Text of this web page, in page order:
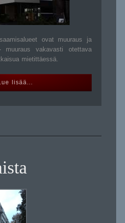
ovat muuraus ja
vakavasti otettava
mietittäessä.
lisää...